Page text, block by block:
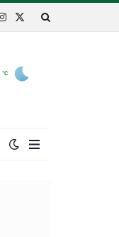
Instagram
X
°C